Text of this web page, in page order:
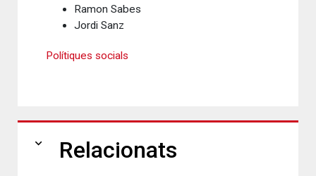
Ramon Sabes
Jordi Sanz
Polítiques socials
expand_more Relacionats